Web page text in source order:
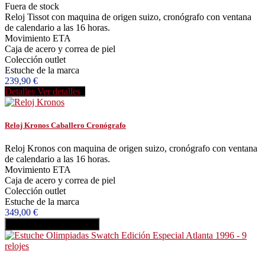
Fuera de stock
Reloj Tissot con maquina de origen suizo, cronógrafo con ventana
de calendario a las 16 horas.
Movimiento ETA
Caja de acero y correa de piel
Colección outlet
Estuche de la marca
239,90 €
Detalles Ver detalles
Reloj Kronos Caballero Cronógrafo
Reloj Kronos con maquina de origen suizo, cronógrafo con ventana
de calendario a las 16 horas.
Movimiento ETA
Caja de acero y correa de piel
Colección outlet
Estuche de la marca
349,00 €